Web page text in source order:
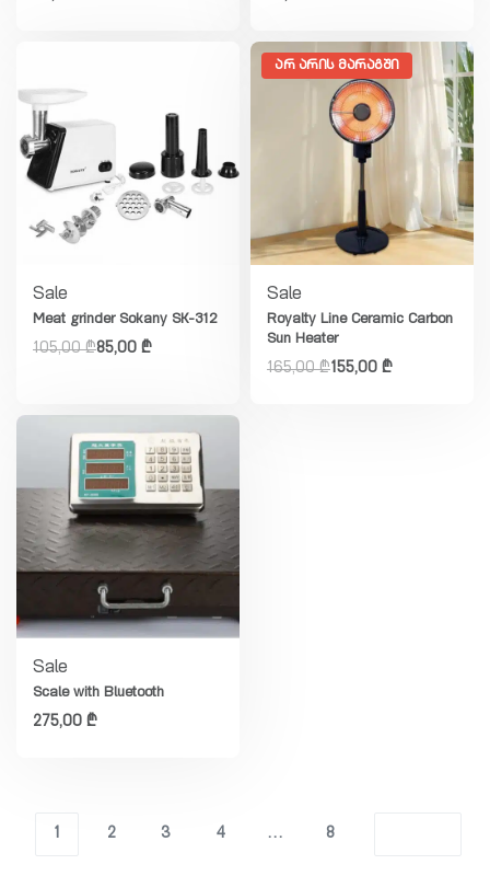
Sale
Meat grinder Sokany SK-312
105,00₾85,00 ₾
ᲐᲠ ᲐᲠᲘᲡ ᲛᲐᲠᲐᲒᲨᲘ
Sale
Royalty Line Ceramic Carbon
Sun Heater
165,00₾155,00 ₾
Sale
Scale with Bluetooth
275,00 ₾
1 2 3 4 … 8